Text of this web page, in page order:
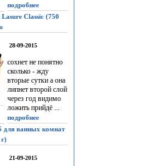
подробнее
Classic (750
28-09-2015
сохнет не понятно
сколько - жду
вторые сутки а она
липнет второй слой
через год видимо
ложить прийдё ...
подробнее
для ванных комнат
21-09-2015